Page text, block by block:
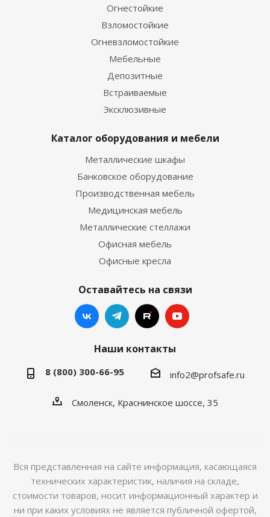
Огнестойкие
Взломостойкие
Огневзломостойкие
Мебельные
Депозитные
Встраиваемые
Эксклюзивные
Каталог оборудования и мебели
Металлические шкафы
Банковское оборудование
Производственная мебель
Медицинская мебель
Металлические стеллажи
Офисная мебель
Офисные кресла
Оставайтесь на связи
Наши контакты
8 (800) 300-66-95 info2@profsafe.ru
Смоленск, Краснинское шоссе, 35
Вся представленная на сайте информация, касающаяся
технических характеристик, наличия на складе,
стоимости товаров, носит информационный характер и
ни при каких условиях не является публичной офертой,